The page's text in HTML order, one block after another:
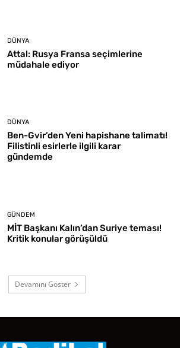
DÜNYA
Attal: Rusya Fransa seçimlerine
müdahale ediyor
DÜNYA
Ben-Gvir’den Yeni hapishane talimatı!
Filistinli esirlerle ilgili karar
gündemde
GÜNDEM
MİT Başkanı Kalın’dan Suriye teması!
Kritik konular görüşüldü
Devamını Göster